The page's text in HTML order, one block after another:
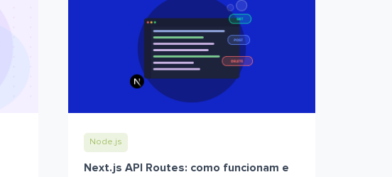
Node.js
Next.js API Routes: como funcionam e